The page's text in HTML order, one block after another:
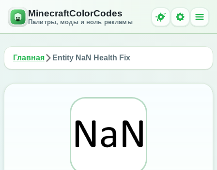
MinecraftColorCodes
Палитры, моды и ноль рекламы
Главная Entity NaN Health Fix